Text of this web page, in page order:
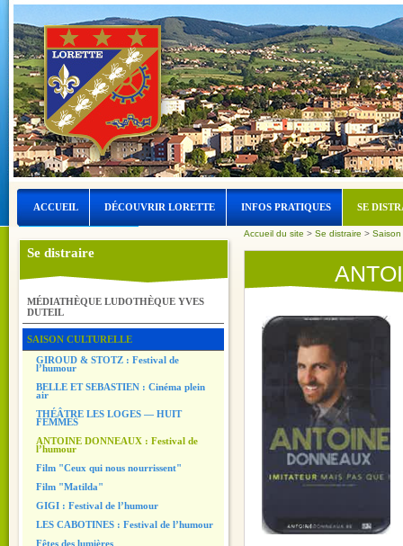
ACCUEIL DÉCOUVRIR LORETTE INFOS PRATIQUES SE
LORETTE ET L’EAU
Se distraire
MÉDIATHÈQUE LUDOTHÈQUE YVES
DUTEIL
SAISON CULTURELLE
GIROUD & STOTZ : Festival de
l’humour
BELLE ET SEBASTIEN : Cinéma plein
air
THÉÂTRE LES LOGES — HUIT
FEMMES
ANTOINE DONNEAUX : Festival de
l’humour
Film "Ceux qui nous nourrissent"
Film "Matilda"
GIGI : Festival de l’humour
LES CABOTINES : Festival de l’humour
Fêtes des lumières
Accueil du site > Se distraire > Saison